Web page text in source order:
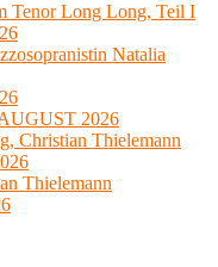
Tenor Long Long, Teil I
Natalia
2026
Christian Thielemann
Thielemann